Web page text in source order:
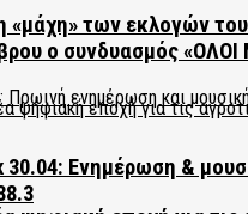
«μάχη» των εκλογών του
ο συνδυασμός «ΟΛΟΙ
Ενημέρωση &